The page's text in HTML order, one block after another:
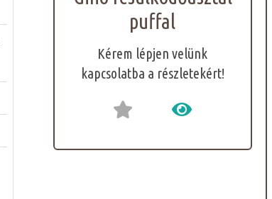
puffal
Kérem lépjen velünk
kapcsolatba a részletekért!